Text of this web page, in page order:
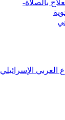
بالصلاة-
العربي الإسرائيلي